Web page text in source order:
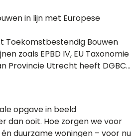
in lijn met Europese
Toekomstbestendig Bouwen
zoals EPBD IV, EU Taxonomie
Provincie Utrecht heeft DGBC...
opgave in beeld
dan ooit. Hoe zorgen we voor
duurzame woningen – voor nu